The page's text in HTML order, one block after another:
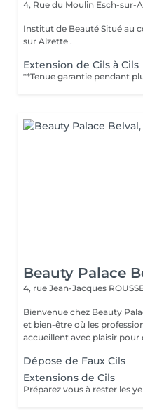
4, Rue du Moulin Esch-sur-
Institut de Beauté Situé au coeur de la ville depuis 2001 à Esch
sur Alzette .
Extension de Cils à Cils
Beauty Palace
4, rue Jean-Jacques
Bienvenue chez Beauty
et bien-être où les
accueillent avec plaisir pour
Dépose de Faux Cils
Extensions de Cils